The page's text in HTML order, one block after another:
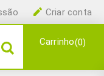
Criar conta
Carrinho 0